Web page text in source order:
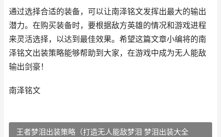
通过选择合适的装备，可以让南泽铭文发挥出最大的输出
潜力。在购买装备时，要根据敌方英雄的情况和游戏进程
来灵活选择，以达到最佳效果。希望这篇文章小编将的南
泽铭文出装策略能够帮助到大家，在游戏中成为无人能敌
输出剑豪！
南泽铭文
王者梦泪出装策略（打造无人能敌梦泪 梦泪出装大全